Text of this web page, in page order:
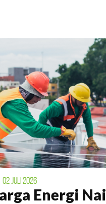
02 JULI 2026
Energi